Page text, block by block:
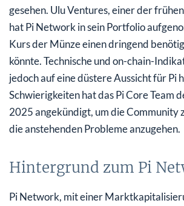
gesehen. Ulu Ventures, einer der
hat Pi Network in sein Portfolio
Kurs der Münze einen dringend
könnte. Technische und on-chain-
jedoch auf eine düstere Aussicht für Pi
Schwierigkeiten hat das Pi Core Team
2025 angekündigt, um die Community
die anstehenden Probleme anzugehen.
Hintergrund zum Pi
Pi Network, mit einer